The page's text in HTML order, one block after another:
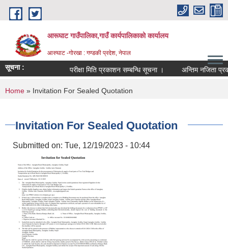
Skip to main content
आरूघाट गाउँपालिका,गाउँ कार्यपालिकाको कार्यालय
आरुघाट -गोरखा : गण्डकी प्रदेश, नेपाल
सूचना : परीक्षा मिति प्रकाशन सम्बन्धि सूचना । अन्तिम नजिता
You are here
Home » Invitation For Sealed Quotation
Invitation For Sealed Quotation
Submitted on: Tue, 12/19/2023 - 10:44